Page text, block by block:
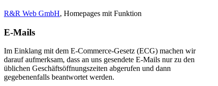
R&R Web GmbH, Homepages mit Funktion
E-Mails
Im Einklang mit dem E-Commerce-Gesetz (ECG) machen wir
darauf aufmerksam, dass an uns gesendete E-Mails nur zu den
üblichen Geschäftsöffnungszeiten abgerufen und dann
gegebenenfalls beantwortet werden.